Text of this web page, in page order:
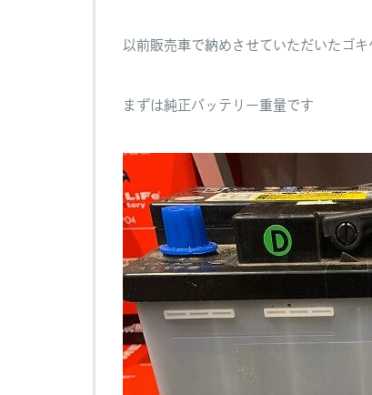
ま
以前販売車で納めさせていただいたゴ
まずは純正バッテリー重量です